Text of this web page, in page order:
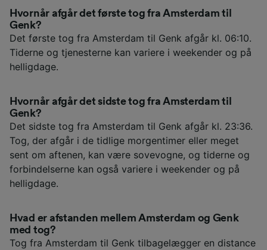
Hvornår afgår det første tog fra Amsterdam til
Genk?
Det første tog fra Amsterdam til Genk afgår kl. 06:10.
Tiderne og tjenesterne kan variere i weekender og på
helligdage.
Hvornår afgår det sidste tog fra Amsterdam til
Genk?
Det sidste tog fra Amsterdam til Genk afgår kl. 23:36.
Tog, der afgår i de tidlige morgentimer eller meget
sent om aftenen, kan være sovevogne, og tiderne og
forbindelserne kan også variere i weekender og på
helligdage.
Hvad er afstanden mellem Amsterdam og Genk
med tog?
Tog fra Amsterdam til Genk tilbagelægger en distance